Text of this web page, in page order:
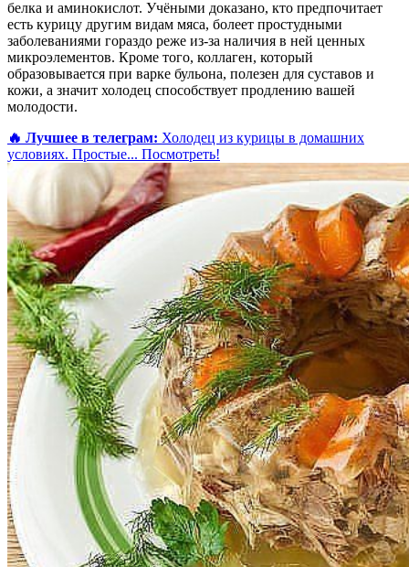
белка и аминокислот. Учёными доказано, кто предпочитает
есть курицу другим видам мяса, болеет простудными
заболеваниями гораздо реже из-за наличия в ней ценных
микроэлементов. Кроме того, коллаген, который
образовывается при варке бульона, полезен для суставов и
кожи, а значит холодец способствует продлению вашей
молодости.
🔥 Лучшее в телеграм: Холодец из курицы в домашних
условиях. Простые... Посмотреть!